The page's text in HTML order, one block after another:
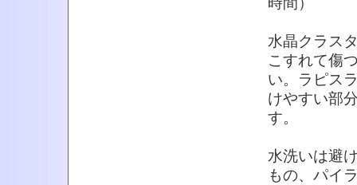
水晶クラス
こすれて傷
い。ラピス
けやすい部
す。
水洗いは避
もの、パイ